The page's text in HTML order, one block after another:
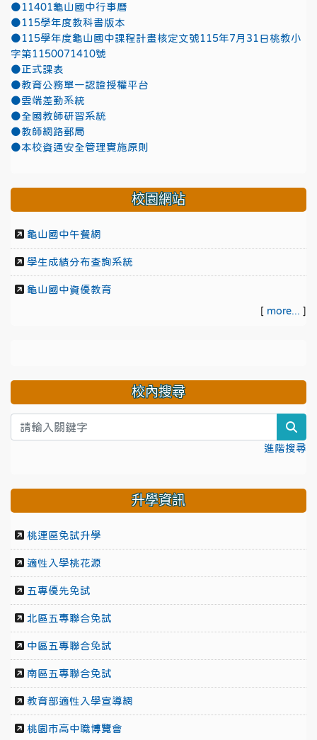
●11401龜山國中行事曆
●115學年度教科書版本
●115學年度龜山國中課程計畫核定文號115年7月31日桃教小
字第1150071410號
●正式課表
●教育公務單一認證授權平台
●雲端差勤系統
●全國教師研習系統
●教師網路郵局
●本校資通安全管理實施原則
校園網站
龜山國中午餐網
學生成績分布查詢系統
龜山國中資優教育
[ more... ]
校內搜尋
進階搜尋
升學資訊
桃連區免試升學
適性入學桃花源
五專優先免試
北區五專聯合免試
中區五專聯合免試
南區五專聯合免試
教育部適性入學宣導網
桃園市高中職博覽會